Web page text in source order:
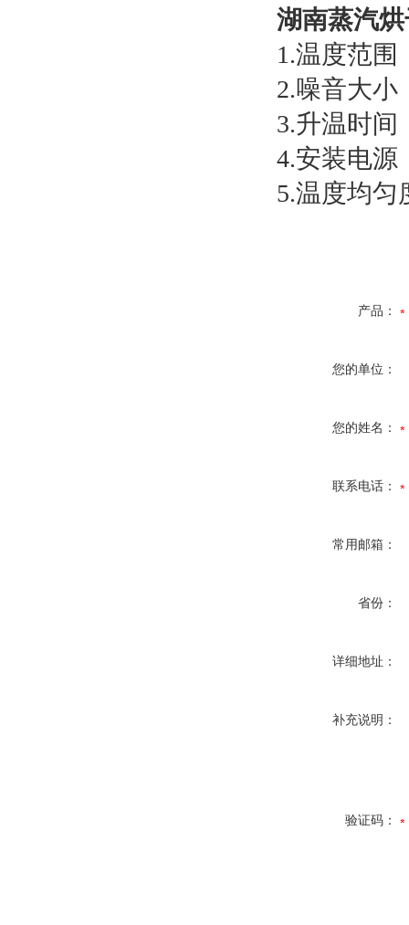
湖南蒸汽
1.温度范
2.噪音大小
3.升温时
4.安装电源
5.温度均
产品：
您的单位：
您的姓名：
联系电话：
常用邮箱：
省份：
详细地址：
补充说明：
验证码：